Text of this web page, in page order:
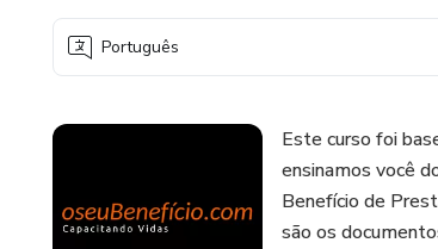
Português
Este curso foi
ensinamos você
Benefício de
são os